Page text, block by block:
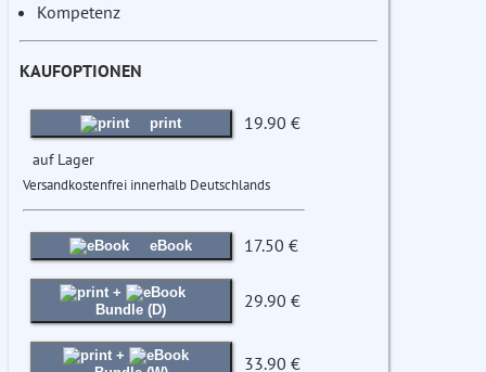
Kompetenz
KAUFOPTIONEN
print 19.90 €
auf Lager
Versandkostenfrei innerhalb Deutschlands
eBook 17.50 €
+
Bundle (D)
29.90 €
+
33.90 €